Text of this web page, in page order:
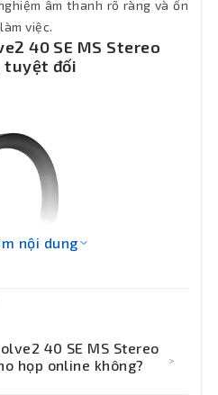
âm thanh rõ ràng và ổn
việc.
40 SE MS Stereo
tuyệt đối
nội dung
40 SE MS Stereo
họp online không?
>